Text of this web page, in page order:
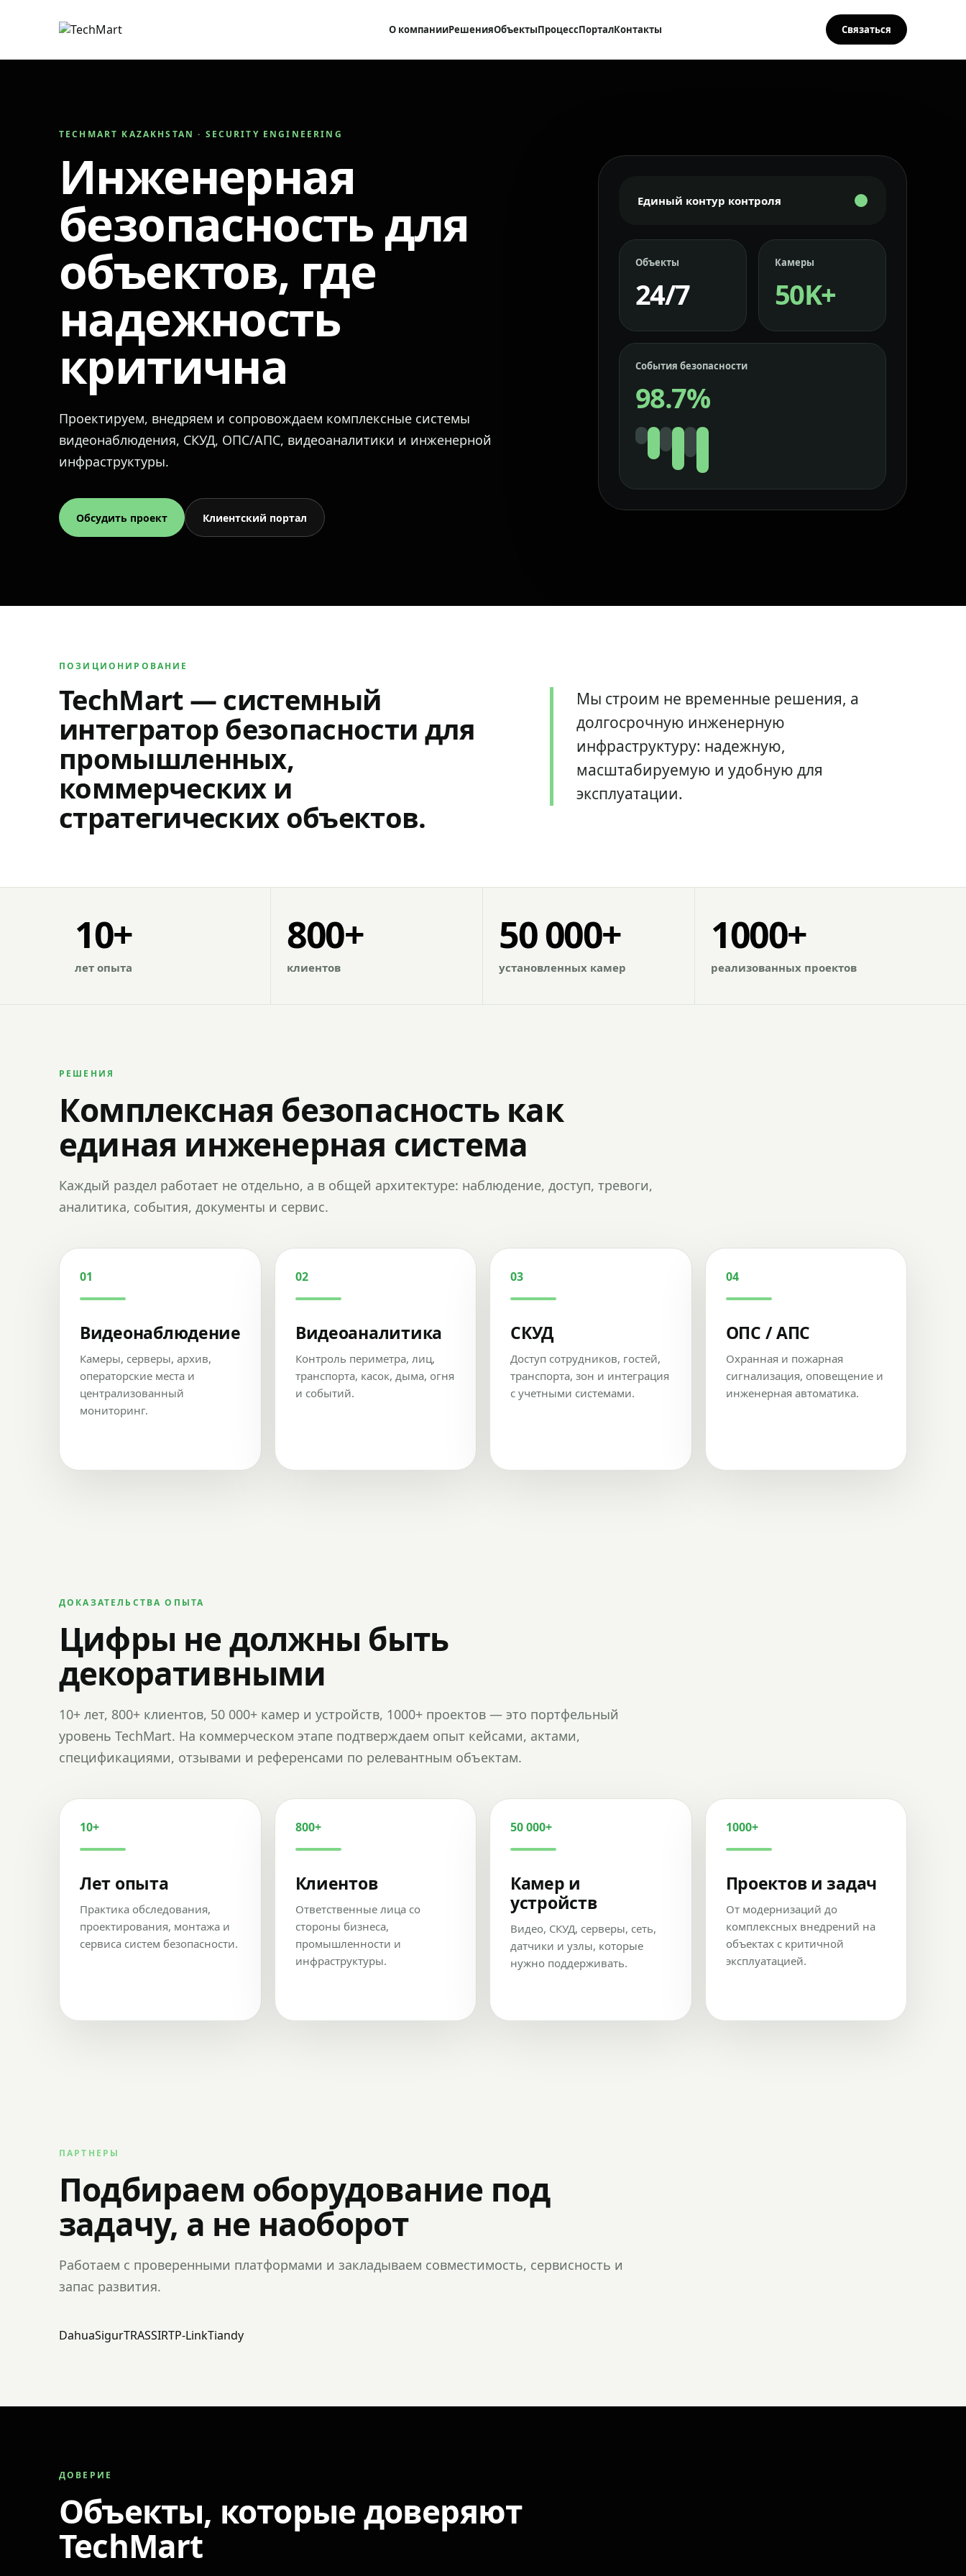
О компанииРешенияОбъектыПроцессПорталКонтакты Связаться
TECHMART KAZAKHSTAN · SECURITY ENGINEERING
Инженерная
безопасность для
объектов, где
надежность
критична
Проектируем, внедряем и сопровождаем комплексные системы
видеонаблюдения, СКУД, ОПС/АПС, видеоаналитики и инженерной
инфраструктуры.
Обсудить проект Клиентский портал
Единый контур контроля
Объекты
24/7
Камеры
50K+
События безопасности
98.7%
ПОЗИЦИОНИРОВАНИЕ
TechMart — системный
интегратор безопасности для
промышленных,
коммерческих и
стратегических объектов.
Мы строим не временные решения, а
долгосрочную инженерную
инфраструктуру: надежную,
масштабируемую и удобную для
эксплуатации.
10+
лет опыта
800+
клиентов
50 000+
установленных камер
1000+
реализованных проектов
РЕШЕНИЯ
Комплексная безопасность как
единая инженерная система
Каждый раздел работает не отдельно, а в общей архитектуре: наблюдение, доступ, тревоги,
аналитика, события, документы и сервис.
01
Видеонаблюдение
Камеры, серверы, архив,
операторские места и
централизованный
мониторинг.
02
Видеоаналитика
Контроль периметра, лиц,
транспорта, касок, дыма, огня
и событий.
03
СКУД
Доступ сотрудников, гостей,
транспорта, зон и интеграция
с учетными системами.
04
ОПС / АПС
Охранная и пожарная
сигнализация, оповещение и
инженерная автоматика.
ДОКАЗАТЕЛЬСТВА ОПЫТА
Цифры не должны быть
декоративными
10+ лет, 800+ клиентов, 50 000+ камер и устройств, 1000+ проектов — это портфельный
уровень TechMart. На коммерческом этапе подтверждаем опыт кейсами, актами,
спецификациями, отзывами и референсами по релевантным объектам.
10+
Лет опыта
Практика обследования,
проектирования, монтажа и
сервиса систем безопасности.
800+
Клиентов
Ответственные лица со
стороны бизнеса,
промышленности и
инфраструктуры.
50 000+
Камер и
устройств
Видео, СКУД, серверы, сеть,
датчики и узлы, которые
нужно поддерживать.
1000+
Проектов и задач
От модернизаций до
комплексных внедрений на
объектах с критичной
эксплуатацией.
ПАРТНЕРЫ
Подбираем оборудование под
задачу, а не наоборот
Работаем с проверенными платформами и закладываем совместимость, сервисность и
запас развития.
DahuaSigurTRASSIRTP-LinkTiandy
ДОВЕРИЕ
Объекты, которые доверяют
TechMart